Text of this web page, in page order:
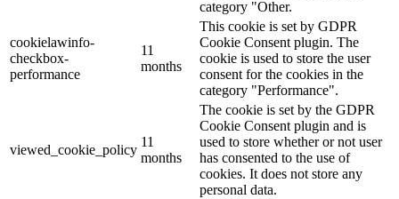
category "Other.
cookielawinfo-
checkbox-
performance
11
months
This cookie is set by GDPR
Cookie Consent plugin. The
cookie is used to store the user
consent for the cookies in the
category "Performance".
viewed_cookie_policy
11
months
The cookie is set by the GDPR
Cookie Consent plugin and is
used to store whether or not user
has consented to the use of
cookies. It does not store any
personal data.